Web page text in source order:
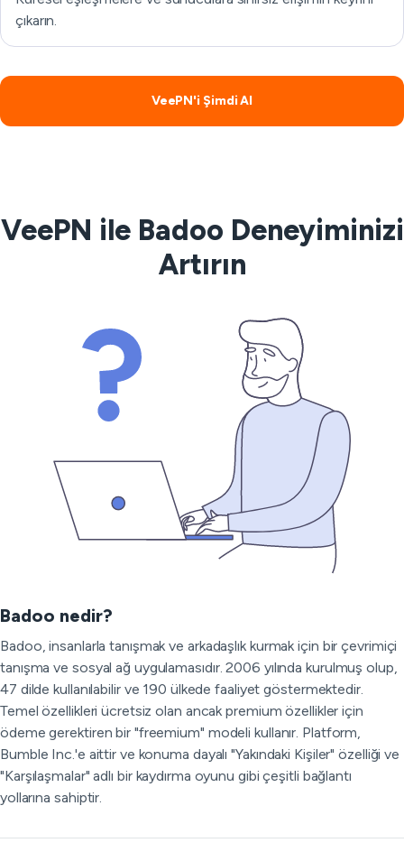
çıkarın.
VeePN'i Şimdi Al
VeePN ile Badoo Deneyiminizi
Artırın
Badoo nedir?
Badoo, insanlarla tanışmak ve arkadaşlık kurmak için bir çevrimiçi
tanışma ve sosyal ağ uygulamasıdır. 2006 yılında kurulmuş olup,
47 dilde kullanılabilir ve 190 ülkede faaliyet göstermektedir.
Temel özellikleri ücretsiz olan ancak premium özellikler için
ödeme gerektiren bir "freemium" modeli kullanır. Platform,
Bumble Inc.'e aittir ve konuma dayalı "Yakındaki Kişiler" özelliği ve
"Karşılaşmalar" adlı bir kaydırma oyunu gibi çeşitli bağlantı
yollarına sahiptir.